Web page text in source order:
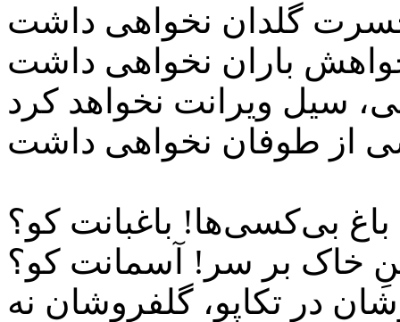
گلدان نخواهی داشت
باران نخواهی داشت
سیل ویرانت نخواهد کرد
باغ بی‌کسی‌ها! باغبانت کو؟
خاک بر سر! آسمانت کو؟
در تکاپو، گلفروشان نه